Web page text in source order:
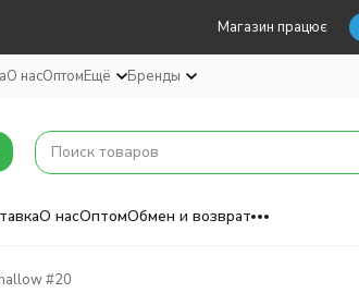
Магазин працює
О насОптомЕщё Бренды
О насОптомОбмен и возврат
#20